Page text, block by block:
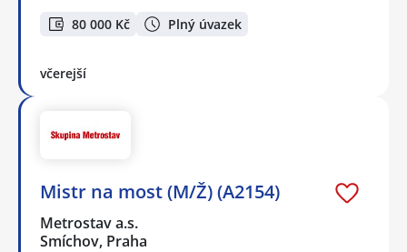
80 000 Kč Plný úvazek
včerejší
Mistr na most (M/Ž) (A2154)
Metrostav a.s.
Smíchov, Praha